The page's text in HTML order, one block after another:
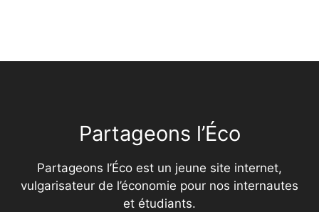
Partageons l’Éco
Partageons l’Éco est un jeune site internet,
vulgarisateur de l’économie pour nos internautes
et étudiants.